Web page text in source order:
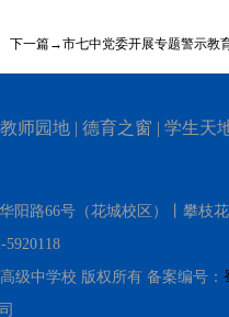
下一篇→市七中党委开展专题警示教
教师园地| 德育之窗 | 学生天
阳路66号（花城校区）丨攀枝
级中学校 版权所有 备案编号：